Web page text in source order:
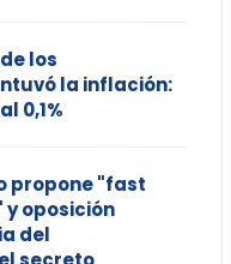
los
la inflación:
0,1%
propone "fast
oposición
del